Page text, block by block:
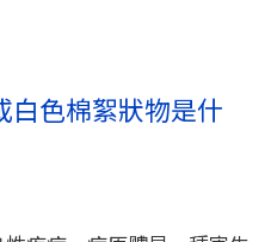
白色棉絮狀物是什